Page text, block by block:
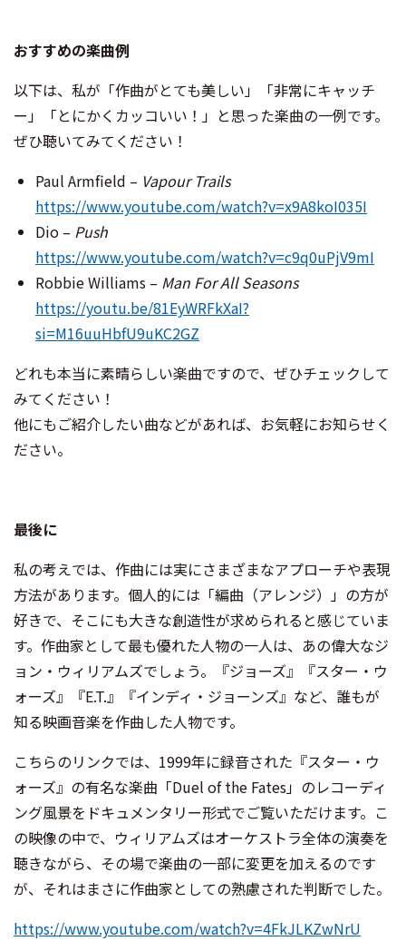
おすすめの楽曲例
以下は、私が「作曲がとても美しい」「非常にキャッチ
ー」「とにかくカッコいい！」と思った楽曲の一例です。
ぜひ聴いてみてください！
Paul Armfield – Vapour Trails
https://www.youtube.com/watch?v=x9A8koI035I
Dio – Push
https://www.youtube.com/watch?v=c9q0uPjV9mI
Robbie Williams – Man For All Seasons
https://youtu.be/81EyWRFkXaI?
si=M16uuHbfU9uKC2GZ
どれも本当に素晴らしい楽曲ですので、ぜひチェックして
みてください！
他にもご紹介したい曲などがあれば、お気軽にお知らせく
ださい。
最後に
私の考えでは、作曲には実にさまざまなアプローチや表現
方法があります。個人的には「編曲（アレンジ）」の方が
好きで、そこにも大きな創造性が求められると感じていま
す。作曲家として最も優れた人物の一人は、あの偉大なジ
ョン・ウィリアムズでしょう。『ジョーズ』『スター・ウ
ォーズ』『E.T.』『インディ・ジョーンズ』など、誰もが
知る映画音楽を作曲した人物です。
こちらのリンクでは、1999年に録音された『スター・ウ
ォーズ』の有名な楽曲「Duel of the Fates」のレコーディ
ング風景をドキュメンタリー形式でご覧いただけます。こ
の映像の中で、ウィリアムズはオーケストラ全体の演奏を
聴きながら、その場で楽曲の一部に変更を加えるのです
が、それはまさに作曲家としての熟慮された判断でした。
https://www.youtube.com/watch?v=4FkJLKZwNrU